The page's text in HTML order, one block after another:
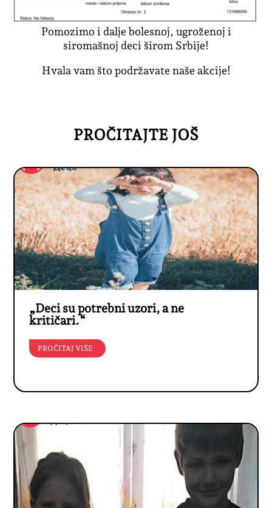
Pomozimo i dalje bolesnoj, ugroženoj i
siromašnoj deci širom Srbije!
Hvala vam što podržavate naše akcije!
PROČITAJTE JOŠ
„Deci su potrebni uzori, a ne
kritičari.“
PROČITAJ VIŠE